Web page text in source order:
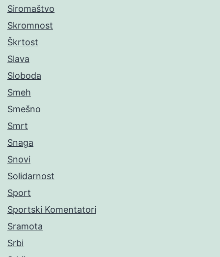
Siromaštvo
Skromnost
Škrtost
Slava
Sloboda
Smeh
Smešno
Smrt
Snaga
Snovi
Solidarnost
Sport
Sportski Komentatori
Sramota
Srbi